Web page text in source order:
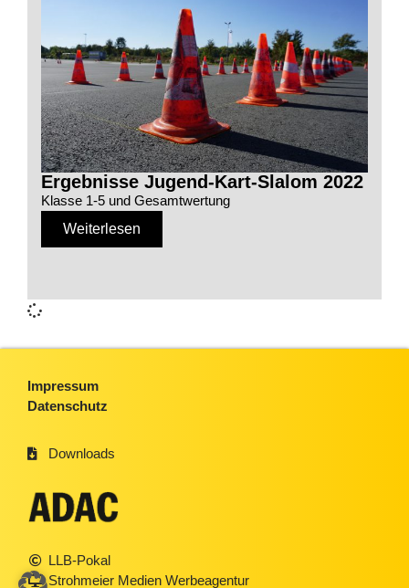
Ergebnisse Jugend-Kart-Slalom 2022
Klasse 1-5 und Gesamtwertung
Weiterlesen
LLB-Pokal
Strohmeier Medien Werbeagentur
Downloads
Impressum
Datenschutz